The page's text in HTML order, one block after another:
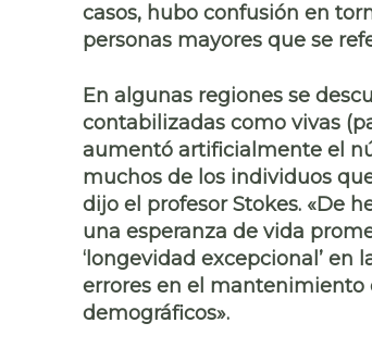
casos, hubo confusión en
personas mayores que se
En algunas regiones se
contabilizadas como vivas
aumentó artificialmente el
muchos de los individuos
dijo el profesor Stokes. «De
una esperanza de vida
‘longevidad excepcional’
errores en el mantenimiento
demográficos».